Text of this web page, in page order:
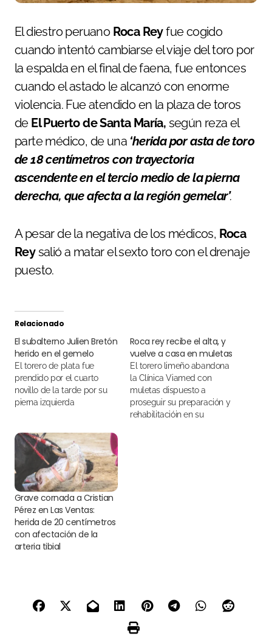
El diestro peruano Roca Reyfue cogido
cuando intentó cambiarse el viaje del toro por
la espalda en el final de faena, fue entonces
cuando el astado le alcanzó con enorme
violencia. Fue atendido en la plaza de toros
deEl Puerto de Santa María, según reza el
parte médico, de una ‘herida por asta de toro
de 18 centímetros con trayectoria
ascendente en el tercio medio de la pierna
derecha, que afecta a la región gemelar’.
A pesar de la negativa de los médicos, Roca
Reysalió a matar el sexto toro con el drenaje
puesto.
Relacionado
El subalterno Julien Bretón
herido en el gemelo
El torero de plata fue
prendido por el cuarto
novillo de la tarde por su
pierna izquierda
Roca rey recibe el alta, y
vuelve a casa en muletas
El torero limeño abandona
la Clínica Viamed con
muletas dispuesto a
proseguir su preparación y
rehabilitacióin en su
Grave cornada a Cristian
Pérez en Las Ventas:
herida de 20 centímetros
con afectación de la
arteria tibial